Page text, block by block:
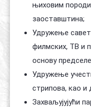
њиховим
заоставштина;
Удружење
филмских, ТВ и
основу
Удружење
стрипова, као и
Захваљујујући